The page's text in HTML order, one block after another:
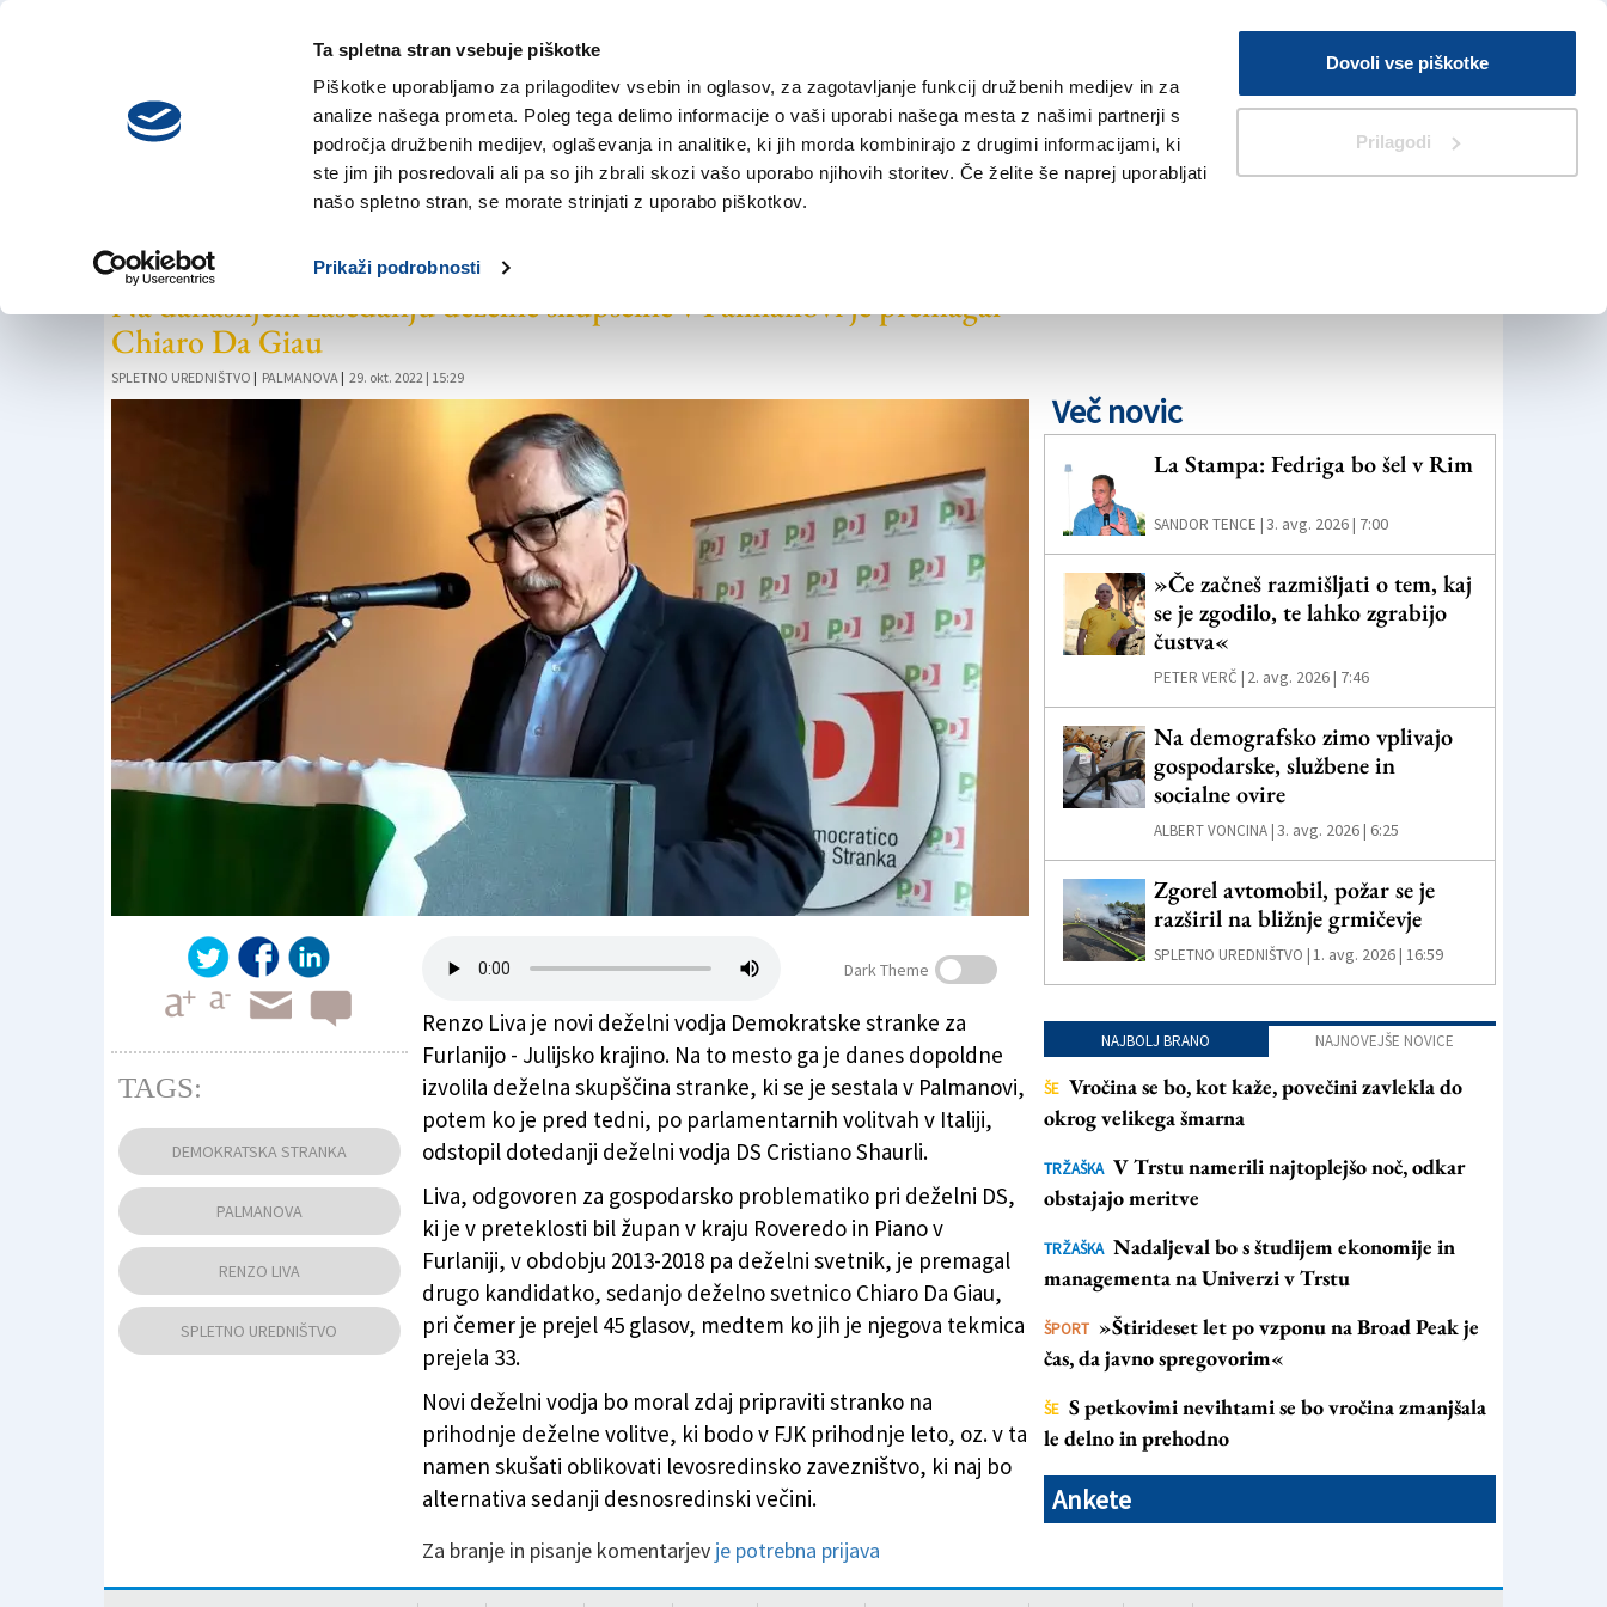
Ta spletna stran vsebuje piškotke
Piškotke uporabljamo za prilagoditev vsebin in oglasov, za zagotavljanje funkcij družbenih medijev in za
analize našega prometa. Poleg tega delimo informacije o vaši uporabi našega mesta z našimi partnerji s
področja družbenih medijev, oglaševanja in analitike, ki jih morda kombinirajo z drugimi informacijami, ki
ste jim jih posredovali ali pa so jih zbrali skozi vašo uporabo njihovih storitev. Če želite še naprej uporabljati
našo spletno stran, se morate strinjati z uporabo piškotkov.
Prikaži podrobnosti
Dovoli vse piškotke
Prilagodi
ponedeljek,
3. avgusta 2026
V Kioskih
Iskanje
NOVICE TRŽAŠKA GORIŠKA KULTURA ŠPORT ŠE
DEMOKRATSKA STRANKA
Renzo Liva na čelu deželne DS
Na današnjem zasedanju deželne skupščine v Palmanovi je premagal
Chiaro Da Giau
SPLETNO UREDNIŠTVO | PALMANOVA | 29. okt. 2022 | 15:29
Renzo Liva (DS)
Dark Theme
Renzo Liva je novi deželni vodja Demokratske stranke za
Furlanijo - Julijsko krajino. Na to mesto ga je danes dopoldne
izvolila deželna skupščina stranke, ki se je sestala v Palmanovi,
potem ko je pred tedni, po parlamentarnih volitvah v Italiji,
odstopil dotedanji deželni vodja DS Cristiano Shaurli.
Liva, odgovoren za gospodarsko problematiko pri deželni DS,
ki je v preteklosti bil župan v kraju Roveredo in Piano v
Furlaniji, v obdobju 2013-2018 pa deželni svetnik, je premagal
drugo kandidatko, sedanjo deželno svetnico Chiaro Da Giau,
pri čemer je prejel 45 glasov, medtem ko jih je njegova tekmica
prejela 33.
Novi deželni vodja bo moral zdaj pripraviti stranko na
prihodnje deželne volitve, ki bodo v FJK prihodnje leto, oz. v ta
namen skušati oblikovati levosredinsko zavezništvo, ki naj bo
alternativa sedanji desnosredinski večini.
Za branje in pisanje komentarjev je potrebna prijava
TAGS:
DEMOKRATSKA STRANKA
PALMANOVA
RENZO LIVA
SPLETNO UREDNIŠTVO
Več novic
La Stampa: Fedriga bo šel v Rim
SANDOR TENCE |3. avg. 2026 | 7:00
»Če začneš razmišljati o tem, kaj
se je zgodilo, te lahko zgrabijo
čustva«
PETER VERČ | 2. avg. 2026 | 7:46
Na demografsko zimo vplivajo
gospodarske, službene in
socialne ovire
ALBERT VONCINA |3. avg. 2026 | 6:25
Zgorel avtomobil, požar se je
razširil na bližnje grmičevje
SPLETNO UREDNIŠTVO |1. avg. 2026 | 16:59
NAJBOLJ BRANO NAJNOVEJŠE NOVICE
ŠE Vročina se bo, kot kaže, povečini zavlekla do
okrog velikega šmarna
TRŽAŠKA V Trstu namerili najtoplejšo noč, odkar
obstajajo meritve
TRŽAŠKA Nadaljeval bo s študijem ekonomije in
managementa na Univerzi v Trstu
ŠPORT »Štirideset let po vzponu na Broad Peak je
čas, da javno spregovorim«
ŠE S petkovimi nevihtami se bo vročina zmanjšala
le delno in prehodno
Ankete